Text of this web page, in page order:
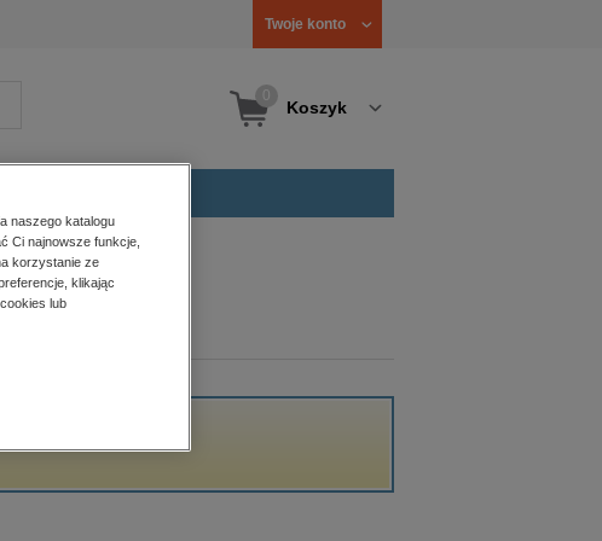
Twoje konto
Koszyk
naszego katalogu
Ci najnowsze funkcje,
korzystanie ze
klikając
lub